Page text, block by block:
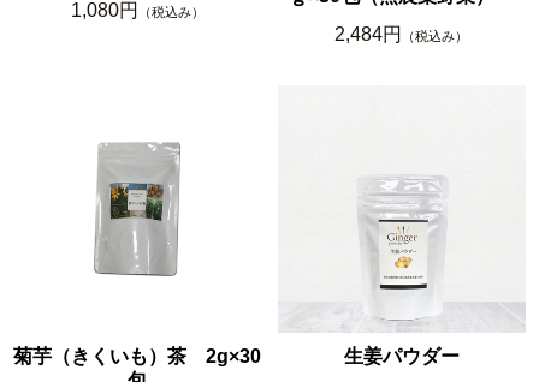
1,080円
（税込み）
2,484円
（税込み）
菊芋（きくいも）茶 2g×30
生姜パウダー